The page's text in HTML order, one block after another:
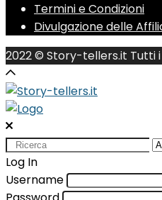
Termini e Condizioni
Divulgazione delle
2022 © Story-tellers.it Tutti
Search
for:
Log In
Username